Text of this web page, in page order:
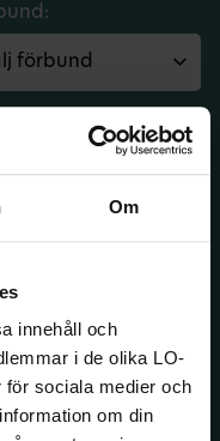
Om
innehåll och
i de olika LO-
för sociala medier och
om din
och
LO Mervärde
i enlighet